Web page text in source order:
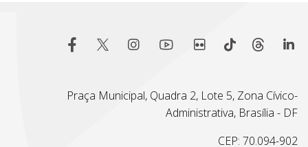
Praça Municipal, Quadra 2, Lote 5, Zona Cívico-
Administrativa, Brasília - DF
CEP: 70.094-902